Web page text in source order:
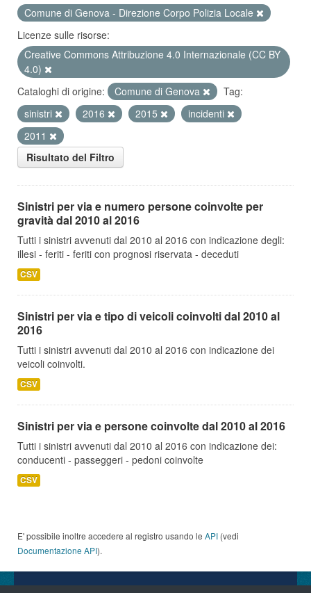
Comune di Genova - Direzione Corpo Polizia Locale
Licenze sulle risorse:
Creative Commons Attribuzione 4.0 Internazionale (CC BY
4.0)
Cataloghi di origine:
Comune di Genova
Tag:
sinistri
2016 2015
incidenti
2011
Risultato del Filtro
Sinistri per via e numero persone coinvolte per
gravità dal 2010 al 2016
Tutti i sinistri avvenuti dal 2010 al 2016 con indicazione degli:
illesi - feriti - feriti con prognosi riservata - deceduti
CSV
Sinistri per via e tipo di veicoli coinvolti dal 2010 al
2016
Tutti i sinistri avvenuti dal 2010 al 2016 con indicazione dei
veicoli coinvolti.
CSV
Sinistri per via e persone coinvolte dal 2010 al 2016
Tutti i sinistri avvenuti dal 2010 al 2016 con indicazione dei:
conducenti - passeggeri - pedoni coinvolte
CSV
E' possibile inoltre accedere al registro usando le API (vedi
Documentazione API).